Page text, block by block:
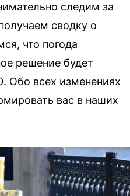
следим за
сводку о
что погода
решение будет
Обо всех изменениях
вас в наших